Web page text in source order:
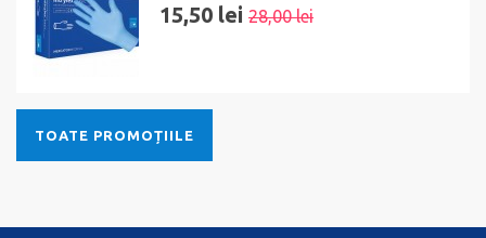
15,50 lei 28,00 lei
TOATE PROMOȚIILE